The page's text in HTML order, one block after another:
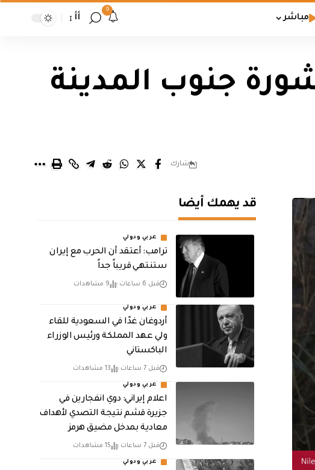
مباشر
9
أأ
جنوب المدينة
شارك
قد يهمك أيضا
عربي ودولي
‏ترامب: أعتقد أن الحرب مع إيران
ستنتهي قريباً جداً
قبل 6 ساعات 9 مشاهدات
عربي ودولي
أردوغان غدًا في السعودية للقاء
ولي عهد المملكة ورئيس الوزراء
الباكستاني
قبل 7 ساعات 13 مشاهدات
عربي ودولي
اعلام إيراني: دوي انفجارين في
جزيرة قشم نتيجة التصدي لأهداف
معادية بمدخل مضيق هرمز
قبل 7 ساعات 15 مشاهدات
عربي ودولي